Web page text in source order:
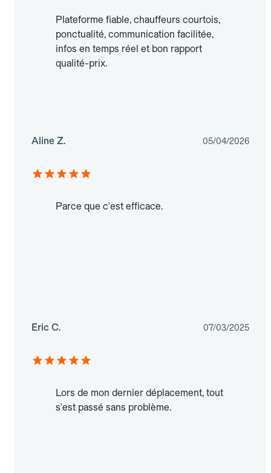
Plateforme fiable, chauffeurs courtois,
ponctualité, communication facilitée,
infos en temps réel et bon rapport
qualité-prix.
Aline Z. 05/04/2026
Parce que c'est efficace.
Eric C. 07/03/2025
Lors de mon dernier déplacement, tout
s'est passé sans problème.